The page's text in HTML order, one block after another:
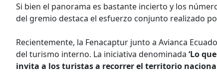
Si bien el panorama es bastante incierto y los
del gremio destaca el esfuerzo conjunto realizado
Recientemente, la Fenacaptur junto a Avianca
del turismo interno. La iniciativa denominada ‘Lo
invita a los turistas a recorrer el territorio